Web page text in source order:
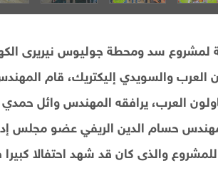
لمشروع سد ومحطة جوليوس نيريرى
العرب والسويدي إليكتريك، قام
العرب، يرافقه المهندس وائل
حسام الدين الريفي عضو مجلس